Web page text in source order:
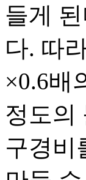
들게
다. 따
×0.6배
정도의
구경비